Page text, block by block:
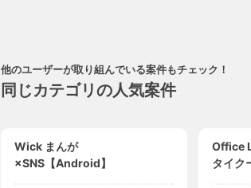
他のユーザーが取り組んでいる案件もチェック！
同じカテゴリの人気案件
Wick まんが
×SNS【Android】
Office
タイク